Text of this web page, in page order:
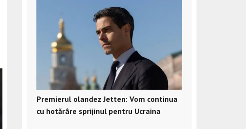
Premierul olandez Jetten: Vom continua
cu hotărâre sprijinul pentru Ucraina